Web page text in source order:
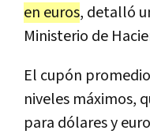
en euros, detalló
Ministerio de
El cupón
niveles máximos,
para dólares y